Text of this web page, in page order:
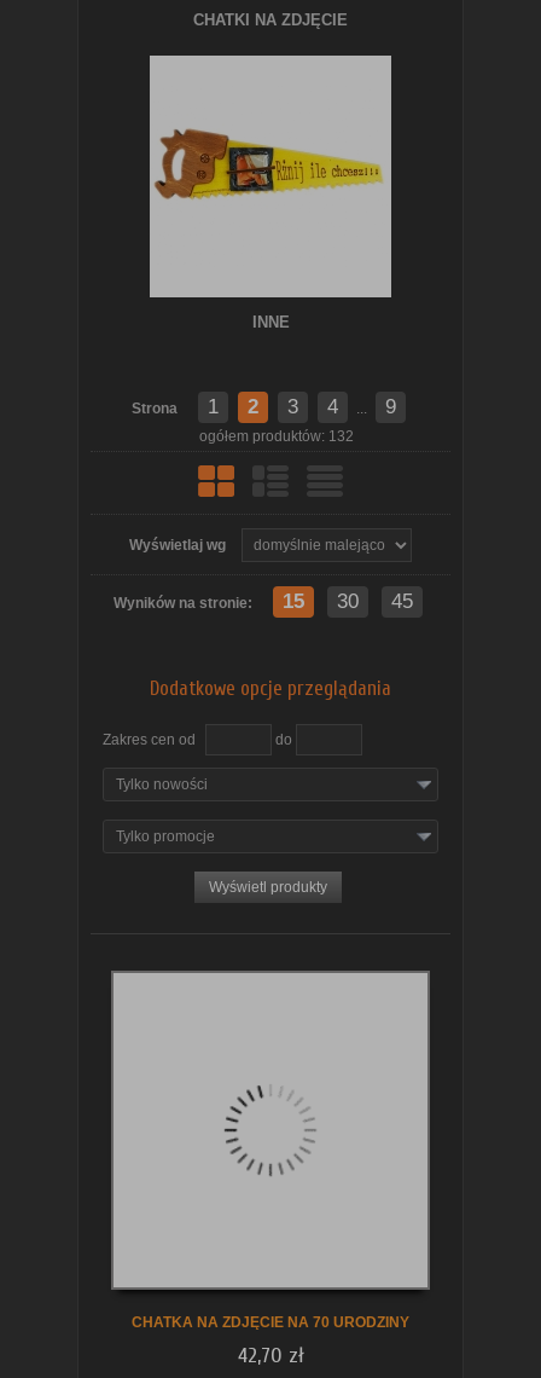
CHATKI NA ZDJĘCIE
INNE
Strona 1 2 3 4 ... 9
ogółem produktów: 132
Wyświetlaj wg
Wyników na stronie: 15 30 45
Dodatkowe opcje przeglądania
Zakres cen od do
Tylko nowości
Tylko promocje
zobacz szczegóły
CHATKA NA ZDJĘCIE NA 70 URODZINY
42,70 zł
zobacz szczegóły